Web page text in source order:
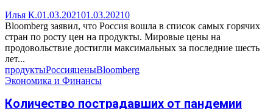
Илья К.01.03.202101.03.20210
Bloomberg заявил, что Россия вошла в список самых горячих
стран по росту цен на продукты. Мировые цены на
продовольствие достигли максимальных за последние шесть
лет...
продуктыРоссияценыBloomberg
Экономика и Финансы
Количество пострадавших от пандемии